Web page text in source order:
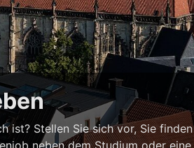
ist? Stellen Sie sich vor, Sie finden